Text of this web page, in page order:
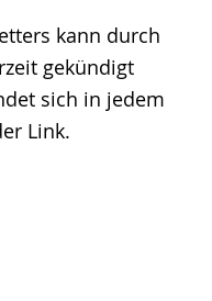
kann durch
gekündigt
sich in jedem
Link.